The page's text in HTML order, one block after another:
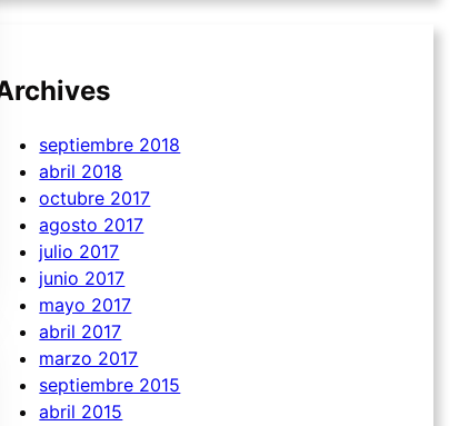
septiembre 2018
abril 2018
octubre 2017
agosto 2017
julio 2017
junio 2017
mayo 2017
abril 2017
marzo 2017
septiembre 2015
abril 2015